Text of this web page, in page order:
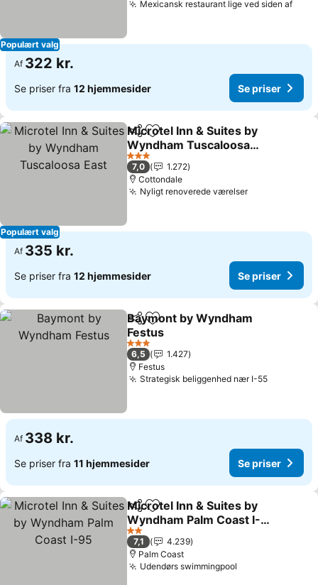
Populært valg
Mexicansk restaurant lige ved siden af
Af 322 kr.
Se priser fra 12 hjemmesider Se priser
Populært valg
Del Føj til favoritter
Microtel Inn & Suites by
Wyndham Tuscaloosa
East
3 Stjerner
7,0
1.272
Cottondale
Nyligt renoverede værelser
Af 335 kr.
Se priser fra 12 hjemmesider Se priser
Del Føj til favoritter
Baymont by Wyndham
Festus
3 Stjerner
6,5
1.427
Festus
Strategisk beliggenhed nær I-55
Af 338 kr.
Se priser fra 11 hjemmesider Se priser
Del Føj til favoritter
Microtel Inn & Suites by
Wyndham Palm Coast I-
95
2 Stjerner
7,1
4.239
Palm Coast
Udendørs swimmingpool